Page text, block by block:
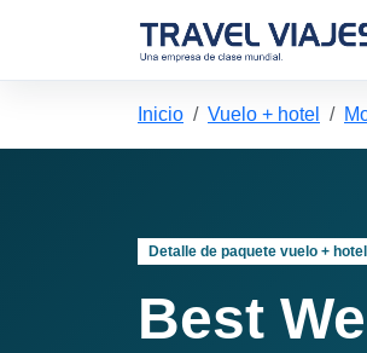
Inicio Vuelo + hotel
Detalle de paquete vuelo + hotel
Best